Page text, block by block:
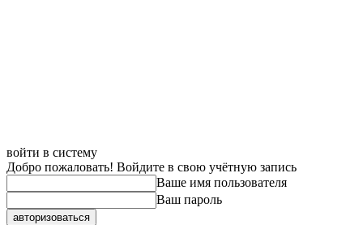
войти в систему
Добро пожаловать! Войдите в свою учётную запись
Ваше имя пользователя
Ваш пароль